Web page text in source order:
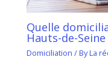
Quelle
Hauts-de-Seine
Domiciliation / ByLa